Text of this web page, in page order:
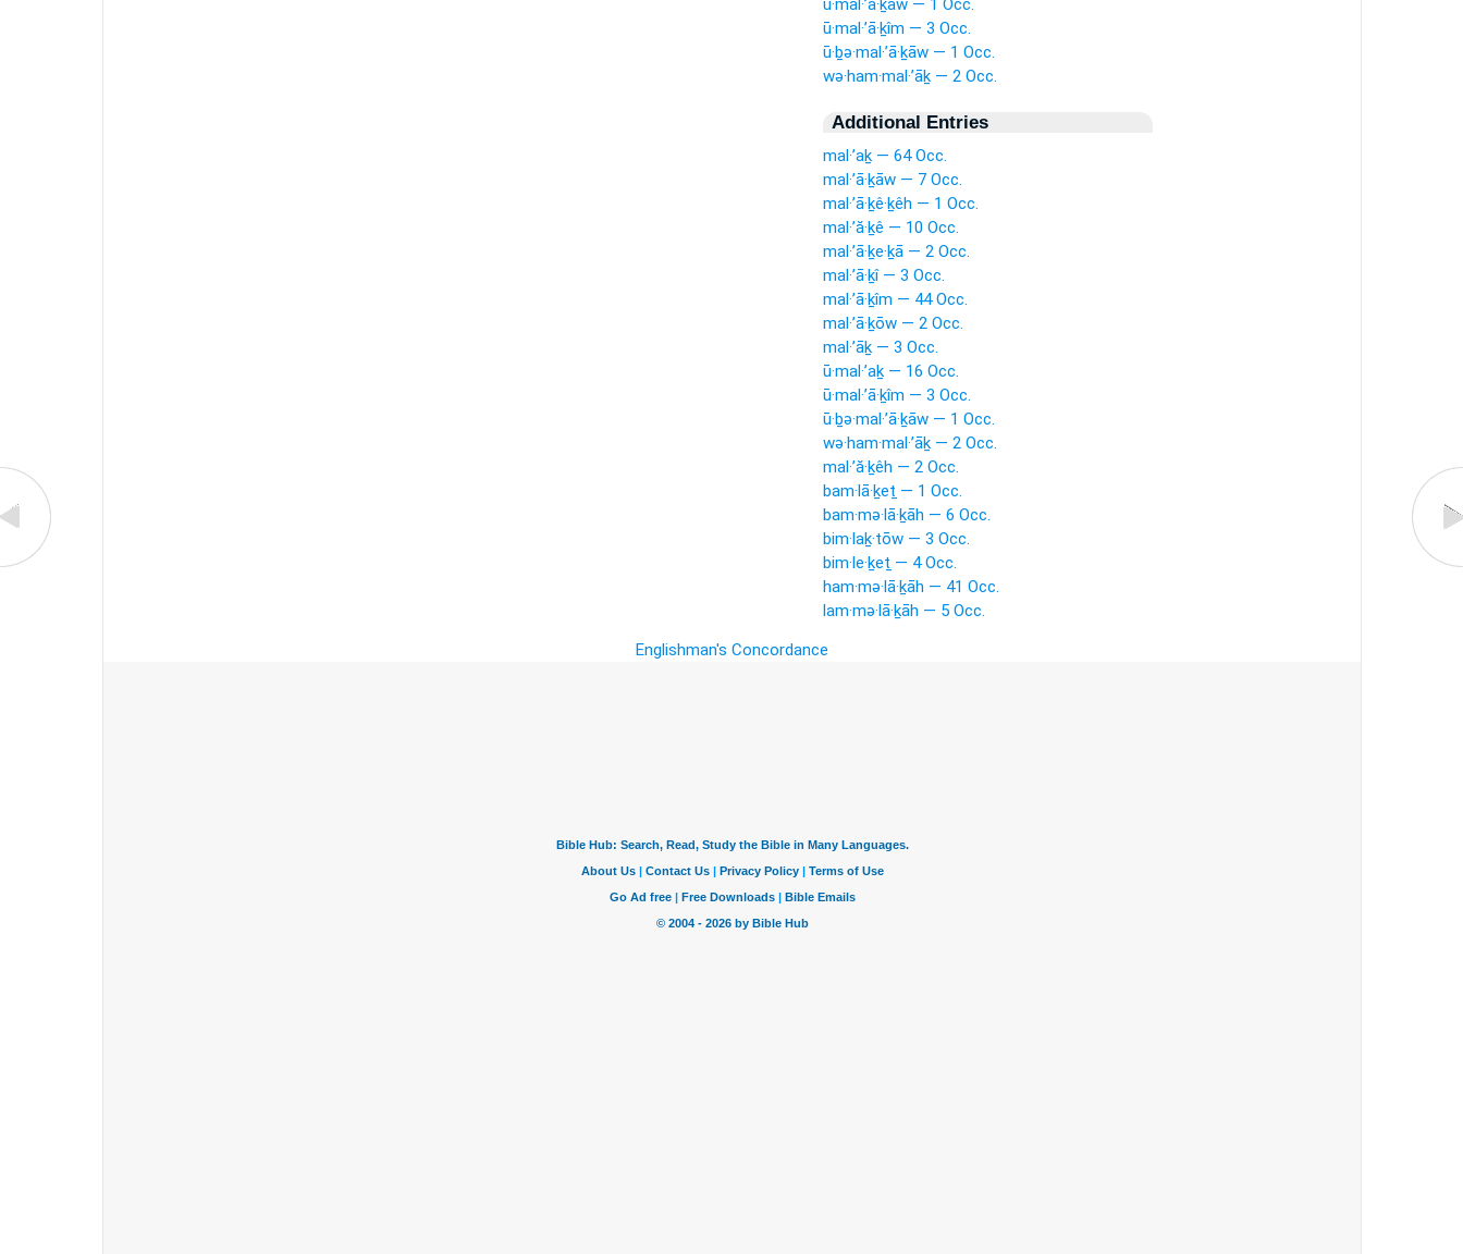
ū·mal·’ā·ḵāw — 1 Occ.
ū·mal·’ā·ḵîm — 3 Occ.
ū·ḇə·mal·’ā·ḵāw — 1 Occ.
wə·ham·mal·’āḵ — 2 Occ.
Additional Entries
mal·’aḵ — 64 Occ.
mal·’ā·ḵāw — 7 Occ.
mal·’ā·ḵê·ḵêh — 1 Occ.
mal·’ă·ḵê — 10 Occ.
mal·’ā·ḵe·ḵā — 2 Occ.
mal·’ā·ḵî — 3 Occ.
mal·’ā·ḵîm — 44 Occ.
mal·’ā·ḵōw — 2 Occ.
mal·’āḵ — 3 Occ.
ū·mal·’aḵ — 16 Occ.
ū·mal·’ā·ḵîm — 3 Occ.
ū·ḇə·mal·’ā·ḵāw — 1 Occ.
wə·ham·mal·’āḵ — 2 Occ.
mal·’ă·ḵêh — 2 Occ.
bam·lā·ḵeṯ — 1 Occ.
bam·mə·lā·ḵāh — 6 Occ.
bim·laḵ·tōw — 3 Occ.
bim·le·ḵeṯ — 4 Occ.
ham·mə·lā·ḵāh — 41 Occ.
lam·mə·lā·ḵāh — 5 Occ.
Englishman's Concordance